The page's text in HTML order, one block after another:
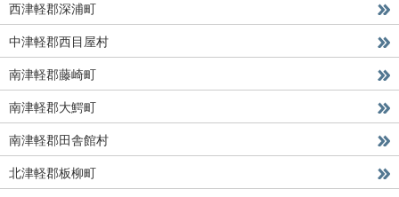
西津軽郡深浦町
中津軽郡西目屋村
南津軽郡藤崎町
南津軽郡大鰐町
南津軽郡田舎館村
北津軽郡板柳町